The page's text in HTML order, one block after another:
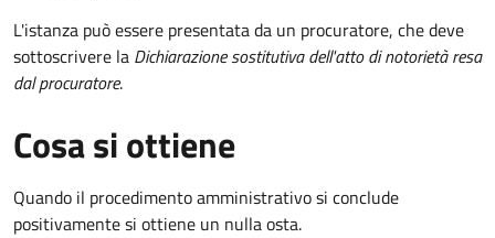
L'istanza può essere presentata da un procuratore, che deve
sottoscrivere la Dichiarazione sostitutiva dell'atto di notorietà resa
dal procuratore.
Cosa si ottiene
Quando il procedimento amministrativo si conclude
positivamente si ottiene un nulla osta.